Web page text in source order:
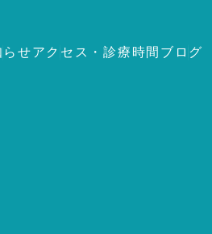
らせアクセス・診療時間 ブログ